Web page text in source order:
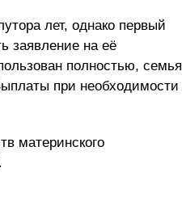
лет, однако первый
заявление на её
полностью, семья
при необходимости
материнского